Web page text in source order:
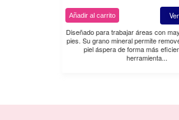
Añadir al carrito
Diseñado para trabajar áreas con
pies. Su grano mineral permite
piel áspera de forma más
herramienta...